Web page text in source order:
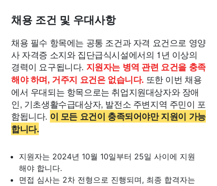
채용 조건 및 우대사항
채용 필수 항목에는 공통 조건과 자격 요건으로 영양
사 자격증 소지와 집단급식시설에서의 1년 이상의
경력이 요구됩니다. 지원자는 병역 관련 요건을 충족
해야 하며, 거주지 요건은 없습니다. 또한 이번 채용
에서 우대되는 항목으로는 취업지원대상자와 장애
인, 기초생활수급대상자, 발전소 주변지역 주민이 포
함됩니다. 이 모든 요건이 충족되어야만 지원이 가능
합니다.
지원자는 2024년 10월 10일부터 25일 사이에 지원
해야 합니다.
면접 심사는 2차 전형으로 진행되며, 최종 합격자는